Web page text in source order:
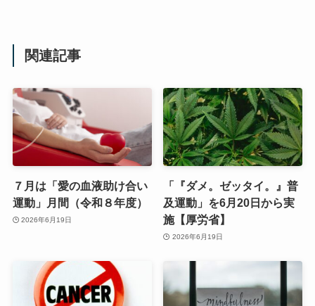
関連記事
７月は「愛の血液助け合い
運動」月間（令和８年度）
2026年6月19日
「『ダメ。ゼッタイ。』普
及運動」を6月20日から実
施【厚労省】
2026年6月19日